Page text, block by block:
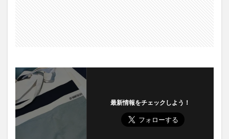
最新情報をチェックしよう！